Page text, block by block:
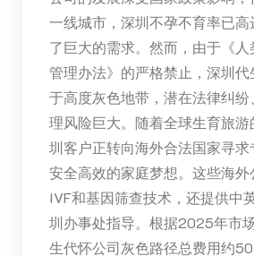
一线城市，深圳不孕不育率已高
了巨大的需求。然而，由于《
管理办法》的严格禁止，深圳
于高度灰色地带，潜在法律纠
理风险巨大。随着全球生育旅
圳客户正转向海外合法国家寻
安全高效的家庭梦想。这些海
IVF和基因筛查技术，还提供中
圳办事处指导。根据2025年市
生代怀公司灰色路径总费用约